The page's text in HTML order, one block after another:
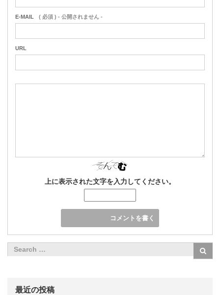
E-MAIL ( 必須 ) - 公開されません -
URL
上に表示された文字を入力してください。
最近の投稿